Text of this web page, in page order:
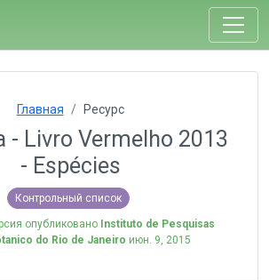
Главная Ресурс
- Livro Vermelho 2013
- Espécies
Контрольный список
опубликовано Instituto de Pesquisas
do Rio de Janeiro июн. 9, 2015